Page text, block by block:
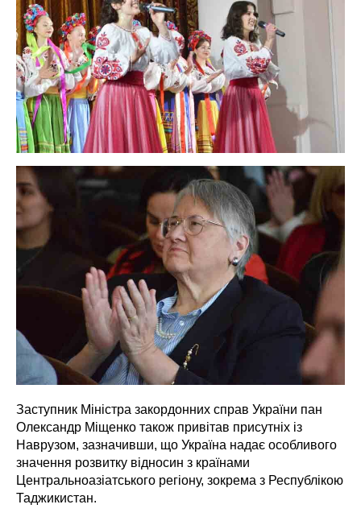
Заступник Міністра закордонних справ України пан
Олександр Міщенко також привітав присутніх із
Наврузом, зазначивши, що Україна надає особливого
значення розвитку відносин з країнами
Центральноазіатського регіону, зокрема з Республікою
Таджикистан.